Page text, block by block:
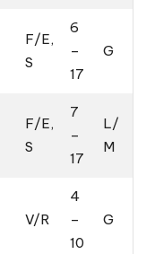
F/E,
S
6
–
17
G
F/E,
S
7
–
17
L/
M
V/R
4
–
10
G